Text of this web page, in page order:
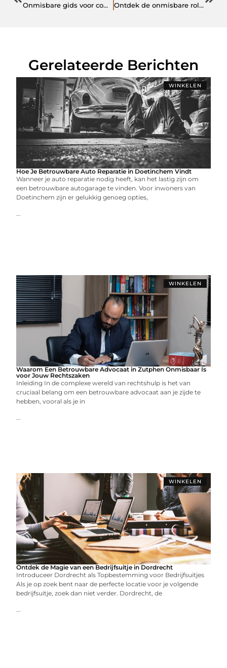
Onmisbare gids voor computer reparatie in Venray Ontdek de onmisbare rol van computerwinkel in Rijssen
Gerelateerde Berichten
WINKELEN
Hoe Je Betrouwbare Auto Reparatie in Doetinchem Vindt
Wanneer je auto reparatie nodig heeft, kan het lastig zijn om
een betrouwbare autogarage te vinden. Voor inwoners van
Doetinchem zijn er gelukkig genoeg opties,
...
WINKELEN
Waarom Een Betrouwbare Advocaat in Zutphen Onmisbaar Is
voor Jouw Rechtszaken
Inleiding In de complexe wereld van rechtshulp is het van
cruciaal belang om een betrouwbare advocaat aan je zijde te
hebben, vooral als je in
...
WINKELEN
Ontdek de Magie van een Bedrijfsuitje in Dordrecht
Introduceer Dordrecht als Topbestemming voor Bedrijfsuitjes
Als je op zoek bent naar de perfecte locatie voor je volgende
bedrijfsuitje, zoek dan niet verder. Dordrecht, de
...